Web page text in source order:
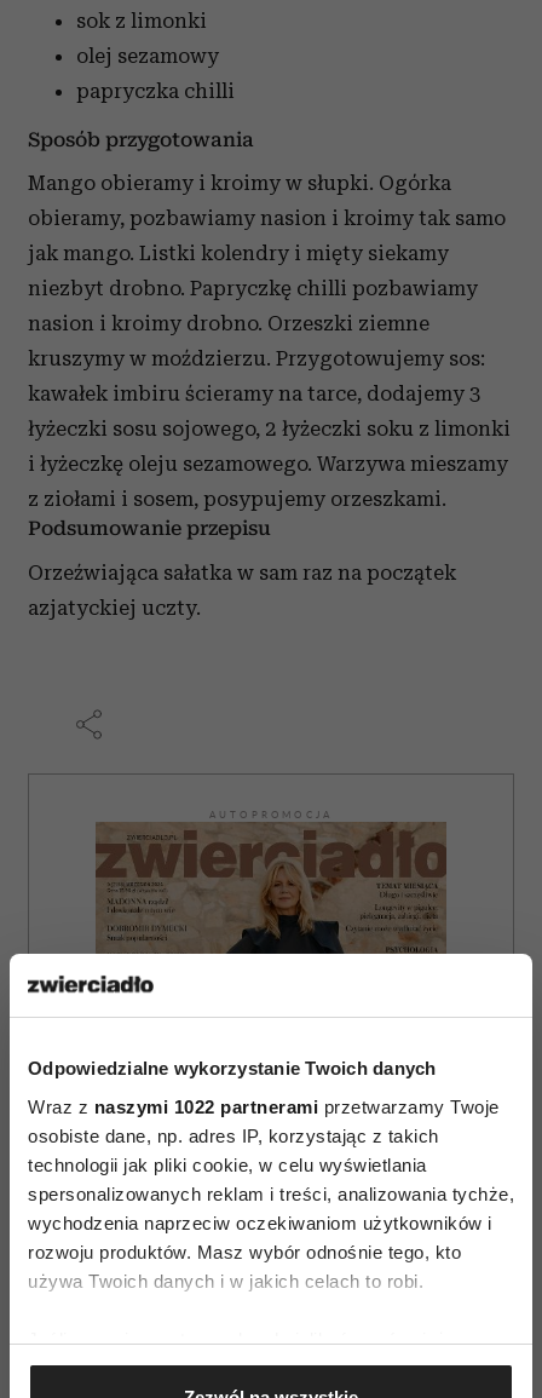
Odpowiedzialne wykorzystanie Twoich danych
Wraz z naszymi 1022 partnerami przetwarzamy Twoje
osobiste dane, np. adres IP, korzystając z takich
technologii jak pliki cookie, w celu wyświetlania
spersonalizowanych reklam i treści, analizowania tychże,
wychodzenia naprzeciw oczekiwaniom użytkowników i
rozwoju produktów. Masz wybór odnośnie tego, kto
używa Twoich danych i w jakich celach to robi.
Jeśli wyrazisz na to zgodę, chcielibyśmy również:
Gromadzić dane dotyczące Twojej lokalizacji
sok z limonki
olej sezamowy
papryczka chilli
Sposób przygotowania
Mango obieramy i kroimy w słupki. Ogórka
obieramy, pozbawiamy nasion i kroimy tak samo
jak mango. Listki kolendry i mięty siekamy
niezbyt drobno. Papryczkę chilli pozbawiamy
nasion i kroimy drobno. Orzeszki ziemne
kruszymy w moździerzu. Przygotowujemy sos:
kawałek imbiru ścieramy na tarce, dodajemy 3
łyżeczki sosu sojowego, 2 łyżeczki soku z limonki
i łyżeczkę oleju sezamowego. Warzywa mieszamy
z ziołami i sosem, posypujemy orzeszkami.
Podsumowanie przepisu
Orzeźwiająca sałatka w sam raz na początek
azjatyckiej uczty.
AUTOPROMOCJA
ZAMÓW
WYDANIE DRUKOWANE